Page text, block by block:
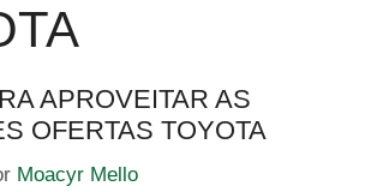
APROVEITAR AS
OFERTAS TOYOTA
Moacyr Mello